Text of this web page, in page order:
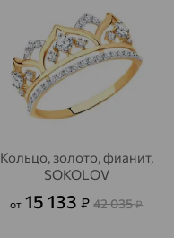
Кольцо, золото, фианит,
SOKOLOV
от 15 133₽ 42 035₽